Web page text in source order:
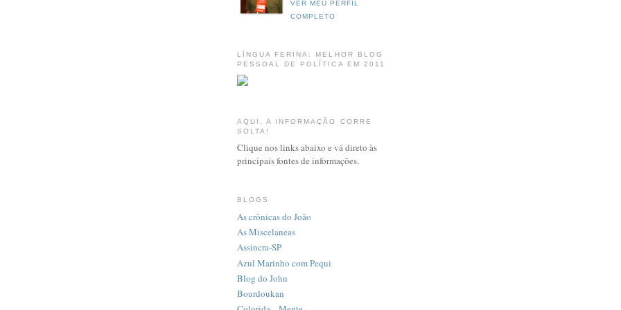
VER MEU PERFIL
COMPLETO
LÍNGUA FERINA: MELHOR BLOG
PESSOAL DE POLÍTICA EM 2011
AQUI, A INFORMAÇÃO CORRE
SOLTA!
Clique nos links abaixo e vá direto às
principais fontes de informações.
BLOGS
As crônicas do João
As Miscelaneas
Assincra-SP
Azul Marinho com Pequi
Blog do John
Bourdoukan